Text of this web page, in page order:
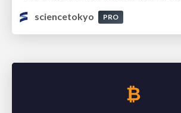
sciencetokyo
PRO